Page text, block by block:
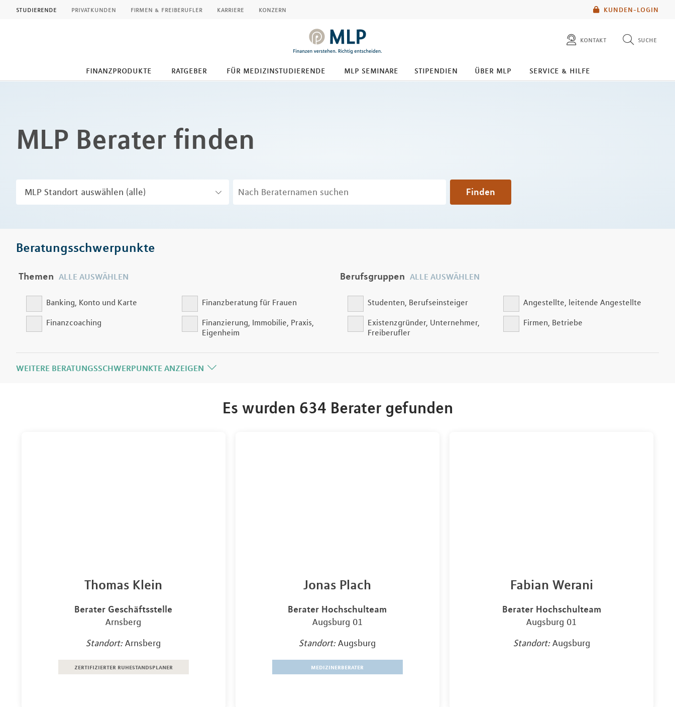
KUNDEN-LOGIN
studierende privatkunden firmen & freiberufler karriere konzern
kontakt suche
diese website durchsuchen
finanzprodukte ratgeber für medizinstudierende mlp seminare stipendien über mlp service & hilfe
MLP Berater finden
Finden
WEITERE BERATUNGSSCHWERPUNKTE ANZEIGEN
Beratungsschwerpunkte
Themen ALLE AUSWÄHLEN
Banking, Konto und Karte
Finanzberatung für Frauen
Finanzcoaching
Finanzierung, Immobilie, Praxis,
Eigenheim
Berufsgruppen ALLE AUSWÄHLEN
Studenten, Berufseinsteiger
Angestellte, leitende Angestellte
Existenzgründer, Unternehmer,
Freiberufler
Firmen, Betriebe
Es wurden 634 Berater gefunden
Thomas Klein
Berater Geschäftsstelle
Arnsberg
Standort: Arnsberg
zertifizierter ruhestandsplaner
Jonas Plach
Berater Hochschulteam
Augsburg 01
Standort: Augsburg
medizinerberater
Fabian Werani
Berater Hochschulteam
Augsburg 01
Standort: Augsburg